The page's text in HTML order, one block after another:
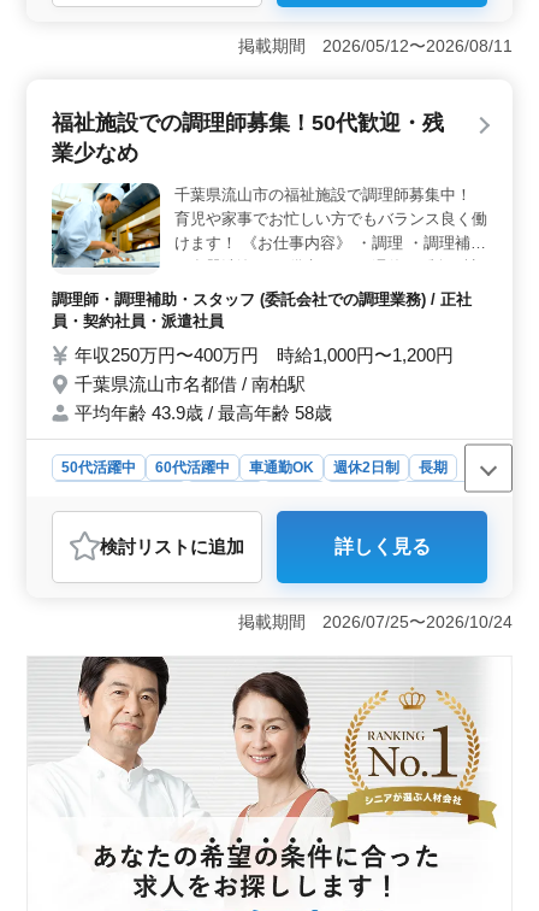
＜残業なしで安定勤務＞ 残業がなく、生活リズムを整
えながら無理なく働けます。体力面を考慮した働き方が
可能で、長期的に安定して勤務したい方に最適で
点が魅力です。さらに単身用の入居住宅も完備してお
り、遠方からの応募や新たな環境でのスタートを考えて
でシニア活躍中＞ シニア世代が活躍している職場で
す。仕込み・盛り付け・洗浄などを担当して頂きます。
ベテランが腕をふるう現場で、年齢関係なく活躍する環
境が整っています。
掲載期間 2026/05/12〜2026/08/11
福祉施設での調理師募集！50代歓迎・残
業少なめ
千葉県流山市の福祉施設で調理師募集中！
育児や家事でお忙しい方でもバランス良く働
けます！ 《お仕事内容》 ・調理 ・調理補助
会保険完備 ・50代、60代の採用実績あり ・
残業少なめ オンオフしっかり分けて働きた
す！
調理師・調理補助・スタッフ (委託会社での調理業務) / 正社
員・契約社員・派遣社員
年収250万円〜400万円 時給1,000円〜1,200円
千葉県流山市名都借 / 南柏駅
平均年齢 43.9歳 / 最高年齢 58歳
50代活躍中 60代活躍中 車通勤OK 週休2日制
長期
派遣社員
おすすめポイント
＜ワークライフバランス＞ 週休2日制で、残業は月10〜
20時間程度と少なめです。家庭やプライベートとのバラ
ンスを大切にしながら、安定して長期的に働ける環境が
整っています。 ＜幅広い年齢層が活躍＞ 50代、60
代の採用実績あり。経験豊富な世代が活躍しており、年
齢を重ねた方も安心して新たなスタートを切れる職場環
境です。 ＜アクセスと福利厚生＞ 施設は車通勤も
OK。 また、社会保険完備で、福利厚生面も充実してお
ります。
検討リスト に追加 詳しく見る
掲載期間 2026/07/25〜2026/10/24